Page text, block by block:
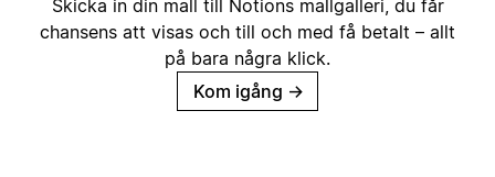
Skicka in din mall till Notions mallgalleri, du får
chansens att visas och till och med få betalt – allt
på bara några klick.
Kom igång →